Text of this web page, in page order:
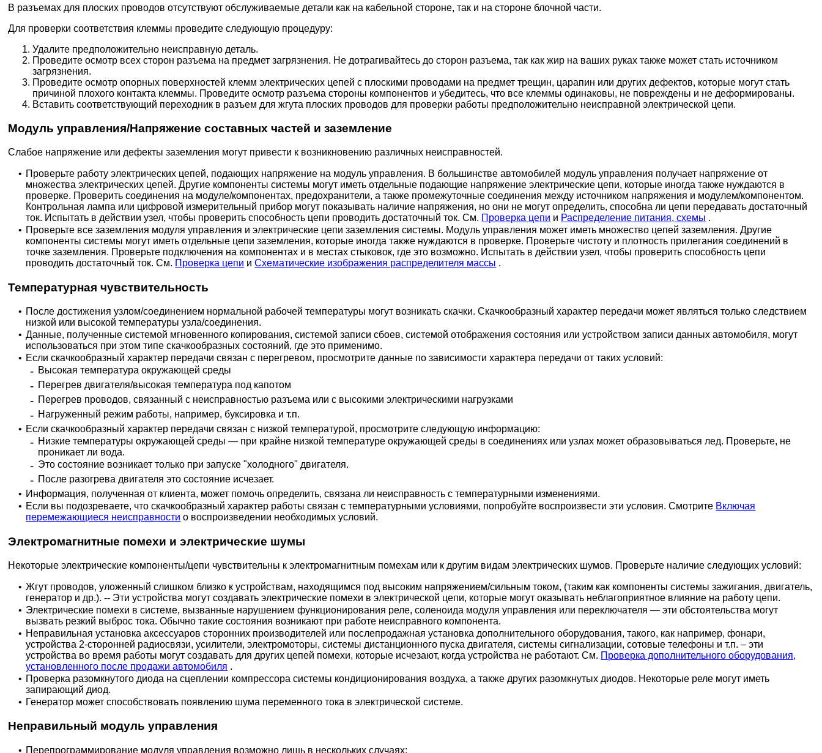
В разъемах для плоских проводов отсутствуют обслуживаемые детали как на кабельной стороне, так и на стороне блочной части.
Для проверки соответствия клеммы проведите следующую процедуру:
Удалите предположительно неисправную деталь.
Проведите осмотр всех сторон разъема на предмет загрязнения. Не дотрагивайтесь до сторон разъема, так как жир на ваших руках также может стать источником
загрязнения.
Проведите осмотр опорных поверхностей клемм электрических цепей с плоскими проводами на предмет трещин, царапин или других дефектов, которые могут стать
причиной плохого контакта клеммы. Проведите осмотр разъема стороны компонентов и убедитесь, что все клеммы одинаковы, не повреждены и не деформированы.
Вставить соответствующий переходник в разъем для жгута плоских проводов для проверки работы предположительно неисправной электрической цепи.
Модуль управления/Напряжение составных частей и заземление
Слабое напряжение или дефекты заземления могут привести к возникновению различных неисправностей.
• Проверьте работу электрических цепей, подающих напряжение на модуль управления. В большинстве автомобилей модуль управления получает напряжение от
множества электрических цепей. Другие компоненты системы могут иметь отдельные подающие напряжение электрические цепи, которые иногда также нуждаются в
проверке. Проверить соединения на модуле/компонентах, предохранители, а также промежуточные соединения между источником напряжения и модулем/компонентом.
Контрольная лампа или цифровой измерительный прибор могут показывать наличие напряжения, но они не могут определить, способна ли цепи передавать достаточный
ток. Испытать в действии узел, чтобы проверить способность цепи проводить достаточный ток. См. Проверка цепи и Распределение питания, схемы .
• Проверьте все заземления модуля управления и электрические цепи заземления системы. Модуль управления может иметь множество цепей заземления. Другие
компоненты системы могут иметь отдельные цепи заземления, которые иногда также нуждаются в проверке. Проверьте чистоту и плотность прилегания соединений в
точке заземления. Проверьте подключения на компонентах и в местах стыковок, где это возможно. Испытать в действии узел, чтобы проверить способность цепи
проводить достаточный ток. См. Проверка цепи иСхематические изображения распределителя массы .
Температурная чувствительность
• После достижения узлом/соединением нормальной рабочей температуры могут возникать скачки. Скачкообразный характер передачи может являться только следствием
низкой или высокой температуры узла/соединения.
• Данные, полученные системой мгновенного копирования, системой записи сбоев, системой отображения состояния или устройством записи данных автомобиля, могут
использоваться при этом типе скачкообразных состояний, где это применимо.
• Если скачкообразный характер передачи связан с перегревом, просмотрите данные по зависимости характера передачи от таких условий:
- Высокая температура окружающей среды
- Перегрев двигателя/высокая температура под капотом
- Перегрев проводов, связанный с неисправностью разъема или с высокими электрическими нагрузками
- Нагруженный режим работы, например, буксировка и т.п.
• Если скачкообразный характер передачи связан с низкой температурой, просмотрите следующую информацию:
- Низкие температуры окружающей среды — при крайне низкой температуре окружающей среды в соединениях или узлах может образовываться лед. Проверьте, не
проникает ли вода.
- Это состояние возникает только при запуске "холодного" двигателя.
- После разогрева двигателя это состояние исчезает.
• Информация, полученная от клиента, может помочь определить, связана ли неисправность с температурными изменениями.
• Если вы подозреваете, что скачкообразный характер работы связан с температурными условиями, попробуйте воспроизвести эти условия. Смотрите Включая
перемежающиеся неисправности о воспроизведении необходимых условий.
Электромагнитные помехи и электрические шумы
Некоторые электрические компоненты/цепи чувствительны к электромагнитным помехам или к другим видам электрических шумов. Проверьте наличие следующих условий:
• Жгут проводов, уложенный слишком близко к устройствам, находящимся под высоким напряжением/сильным током, (таким как компоненты системы зажигания, двигатель,
генератор и др.). -- Эти устройства могут создавать электрические помехи в электрической цепи, которые могут оказывать неблагоприятное влияние на работу цепи.
• Электрические помехи в системе, вызванные нарушением функционирования реле, соленоида модуля управления или переключателя — эти обстоятельства могут
вызвать резкий выброс тока. Обычно такие состояния возникают при работе неисправного компонента.
• Неправильная установка аксессуаров сторонних производителей или послепродажная установка дополнительного оборудования, такого, как например, фонари,
устройства 2-сторонней радиосвязи, усилители, электромоторы, системы дистанционного пуска двигателя, системы сигнализации, сотовые телефоны и т.п. – эти
устройства во время работы могут создавать для других цепей помехи, которые исчезают, когда устройства не работают. См. Проверка дополнительного оборудования,
установленного после продажи автомобиля .
• Проверка разомкнутого диода на сцеплении компрессора системы кондиционирования воздуха, а также других разомкнутых диодов. Некоторые реле могут иметь
запирающий диод.
• Генератор может способствовать появлению шума переменного тока в электрической системе.
Неправильный модуль управления
• Перепрограммирование модуля управления возможно лишь в нескольких случаях: